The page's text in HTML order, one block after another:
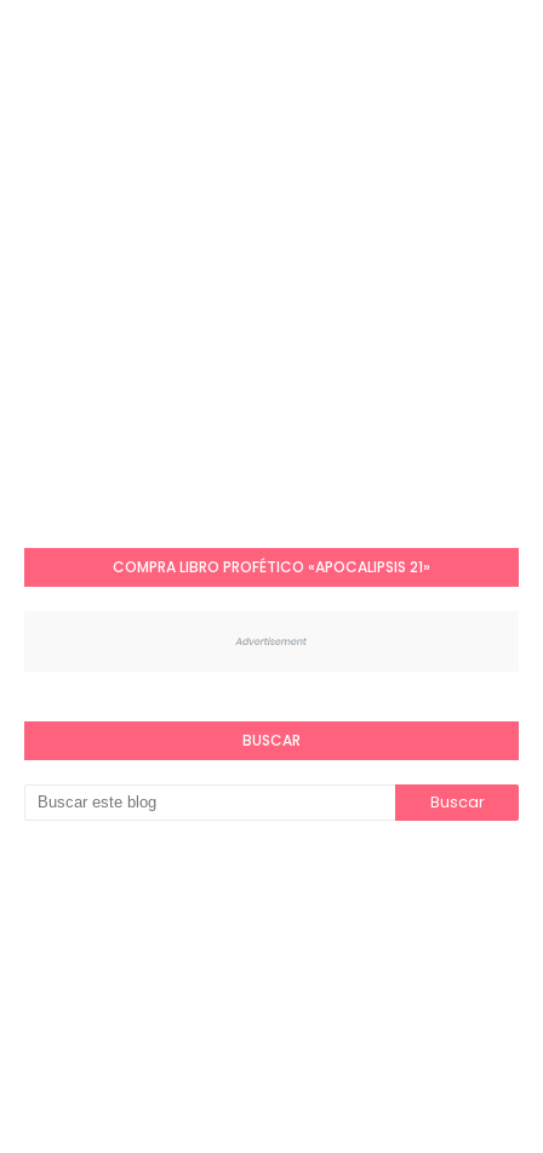
COMPRA LIBRO PROFÉTICO «APOCALIPSIS 21»
BUSCAR